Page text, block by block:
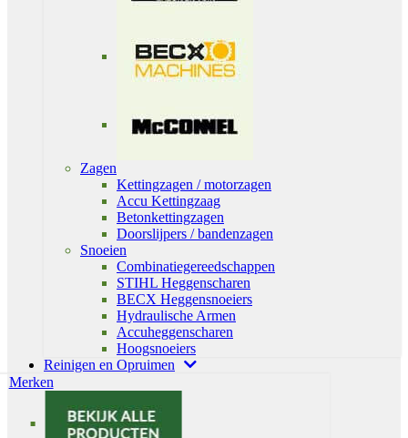
Zagen
Kettingzagen / motorzagen
Accu Kettingzaag
Betonkettingzagen
Doorslijpers / bandenzagen
Snoeien
Combinatiegereedschappen
STIHL Heggenscharen
BECX Heggensnoeiers
Hydraulische Armen
Accuheggenscharen
Hoogsnoeiers
Reinigen en Opruimen
Merken